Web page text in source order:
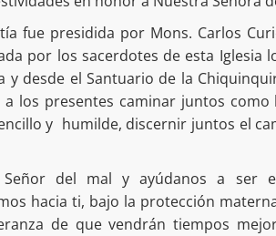
fue presidida por Mons. Carlos
por los sacerdotes de esta Iglesia
y desde el Santuario de la
a los presentes caminar juntos
y humilde, discernir juntos el
Señor del mal y ayúdanos a ser
hacia ti, bajo la protección
de que vendrán tiempos